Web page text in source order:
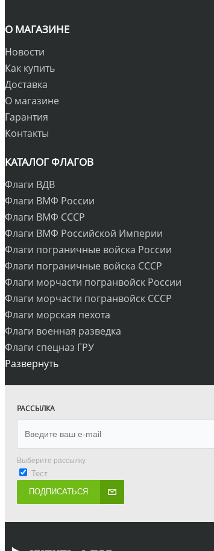
О МАГАЗИНЕ
Новости
Как купить
Доставка
О магазине
Гарантия
Контакты
КАТАЛОГ ФЛАГОВ
Флаги ВДВ
Флаги ВМФ России
Флаги ВМФ СССР
Флаги ВМФ Российской Империи
Флаги пограничные войска России
Флаги пограничные войска СССР
Флаги морчасти погранвойск России
Флаги морчасти погранвойск СССР
Флаги морская пехота
Флаги военная разведка
Флаги спецназ ГРУ
Развернуть
РАССЫЛКА
Выберите рассылку
Тест
ПОДПИСАТЬСЯ